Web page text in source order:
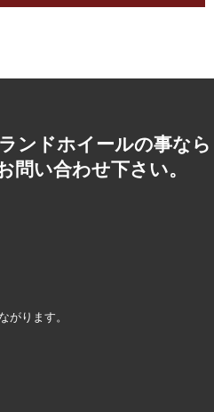
ンドホイールの事なら
問い合わせ下さい。
がります。